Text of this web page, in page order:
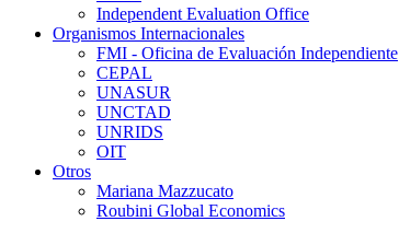
Independent Evaluation Office
Organismos Internacionales
FMI - Oficina de Evaluación Independiente
CEPAL
UNASUR
UNCTAD
UNRIDS
OIT
Otros
Mariana Mazzucato
Roubini Global Economics